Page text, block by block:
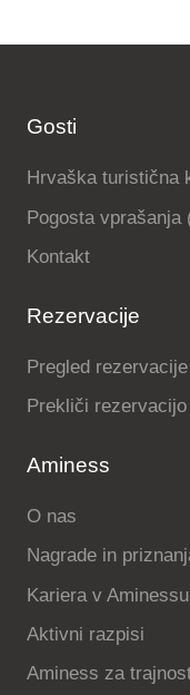
Gosti
Hrvaška turistična
Pogosta vprašanja
Kontakt
Rezervacije
Pregled rezervacije
Prekliči rezervacijo
Aminess
O nas
Nagrade in
Kariera v Aminessu
Aktivni razpisi
Aminess za